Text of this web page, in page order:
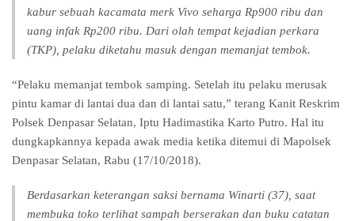
kabur sebuah kacamata merk Vivo seharga Rp900 ribu dan
uang infak Rp200 ribu. Dari olah tempat kejadian perkara
(TKP), pelaku diketahu masuk dengan memanjat tembok.
“Pelaku memanjat tembok samping. Setelah itu pelaku merusak
pintu kamar di lantai dua dan di lantai satu,” terang Kanit Reskrim
Polsek Denpasar Selatan, Iptu Hadimastika Karto Putro. Hal itu
dungkapkannya kepada awak media ketika ditemui di Mapolsek
Denpasar Selatan, Rabu (17/10/2018).
Berdasarkan keterangan saksi bernama Winarti (37), saat
membuka toko terlihat sampah berserakan dan buku catatan